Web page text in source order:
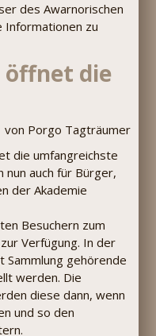
des Awarnorischen
zu
öffnet die
von Porgo Tagträumer
die umfangreichste
auch für Bürger,
der Akademie
Besuchern zum
Verfügung. In der
Sammlung gehörende
werden. Die
diese dann, wenn
und so den